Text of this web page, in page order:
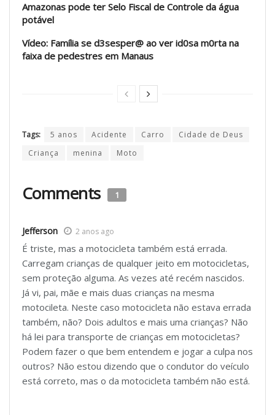
Amazonas pode ter Selo Fiscal de Controle da água
potável
Vídeo: Família se d3sesper@ ao ver id0sa m0rta na
faixa de pedestres em Manaus
Tags: 5 anos Acidente Carro
Cidade de Deus
Criança
menina Moto
Comments 1
Jefferson 2 anos ago
É triste, mas a motocicleta também está errada.
Carregam crianças de qualquer jeito em motocicletas,
sem proteção alguma. As vezes até recém nascidos.
Já vi, pai, mãe e mais duas crianças na mesma
motocileta. Neste caso motocicleta não estava errada
também, não? Dois adultos e mais uma crianças? Não
há lei para transporte de crianças em motocicletas?
Podem fazer o que bem entendem e jogar a culpa nos
outros? Não estou dizendo que o condutor do veículo
está correto, mas o da motocicleta também não está.